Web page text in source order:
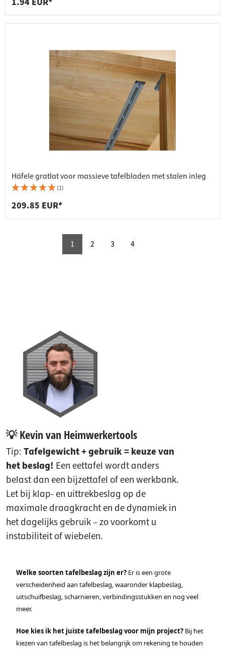
Häfele gratlat voor massieve tafelbladen met stalen inleg
(1)
209.85 EUR*
1 2 3 4
💡 Kevin van Heimwerkertools
Tip:Tafelgewicht + gebruik = keuze van
het beslag! Een eettafel wordt anders
belast dan een bijzettafel of een werkbank.
Let bij klap- en uittrekbeslag op de
maximale draagkracht en de dynamiek in
het dagelijks gebruik – zo voorkomt u
instabiliteit of wiebelen.
Welke soorten tafelbeslag zijn er? Er is een grote
verscheidenheid aan tafelbeslag, waaronder klapbeslag,
uitschuifbeslag, scharnieren, verbindingsstukken en nog veel
meer.
Hoe kies ik het juiste tafelbeslag voor mijn project? Bij het
kiezen van tafelbeslag is het belangrijk om rekening te houden